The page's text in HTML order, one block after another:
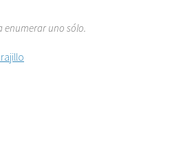
enumerar uno sólo.